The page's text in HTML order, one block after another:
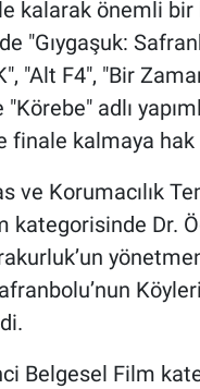
kalarak önemli bir
"Gıygaşuk:
"Alt F4", "Bir
"Körebe" adlı
finale kalmaya hak
ve Korumacılık
kategorisinde Dr.
Belgesel Film